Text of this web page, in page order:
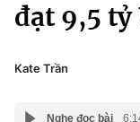
Xã hội
Pháp luật
Văn hóa -
Y tế
đạt 9,5 tỷ
Kate Trần
Nghe đọc bài